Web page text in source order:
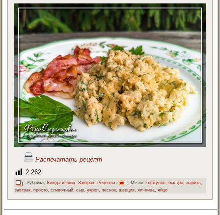
Распечатать рецепт
2 262
Рубрика: Блюда из яиц,Завтрак, Рецепты Метки: болтунья,быстро,жарить,
завтрак ,просто ,сливочный ,сыр ,укроп ,чеснок ,швеция ,яичница ,яйцо